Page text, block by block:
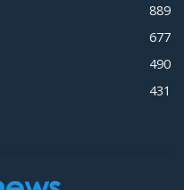
889
677
490
431